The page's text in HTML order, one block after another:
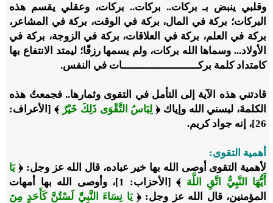
وقلبي ينبض بـ بركات.. بركات.. بركات، وعقلي يقسم هذه
البركات؛ بركة في المال، بركة في الوقت، بركة في المشاعر،
بركة في العلم، بركة في العلاقات، بركة في الزوجة، بركة في
الأولاد... وسماها الله بركات، ولم يسمها رزقًا؛ ليمتد الانتفاع بها
كامتداد كلمة بركـــــــــــــــــــــــــات في النفس.
قادتني هذه الآية إلى التأمل في التقوى وثمارها.. فجمعتُ هذه
الكلمةَ، لبسني الله وإياك ﴿ لِبَاسُ التَّقْوَى ذَلِكَ خَيْرٌ ﴾[الأعراف:
26]، إنه جواد كريم.
أهمية التقوى:
لأهمية التقوى أوصى الله بها خير عباده، قال الله عز وجل: ﴿يَا
أَيُّهَا النَّبِيُّ اتَّقِ اللَّهَ ﴾
[الأحزاب: 1]، وأوصى الله بها أمهات
المؤمنين، قال الله عز وجل:﴿يَا نِسَاءَ النَّبِيِّ لَسْتُنَّ كَأَحَدٍ مِنَ